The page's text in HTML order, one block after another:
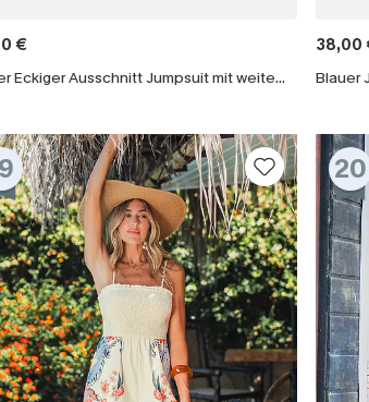
€
Blauer Eckiger Ausschnitt Jumpsuit mit weitem Bein
38,00
Blauer
20